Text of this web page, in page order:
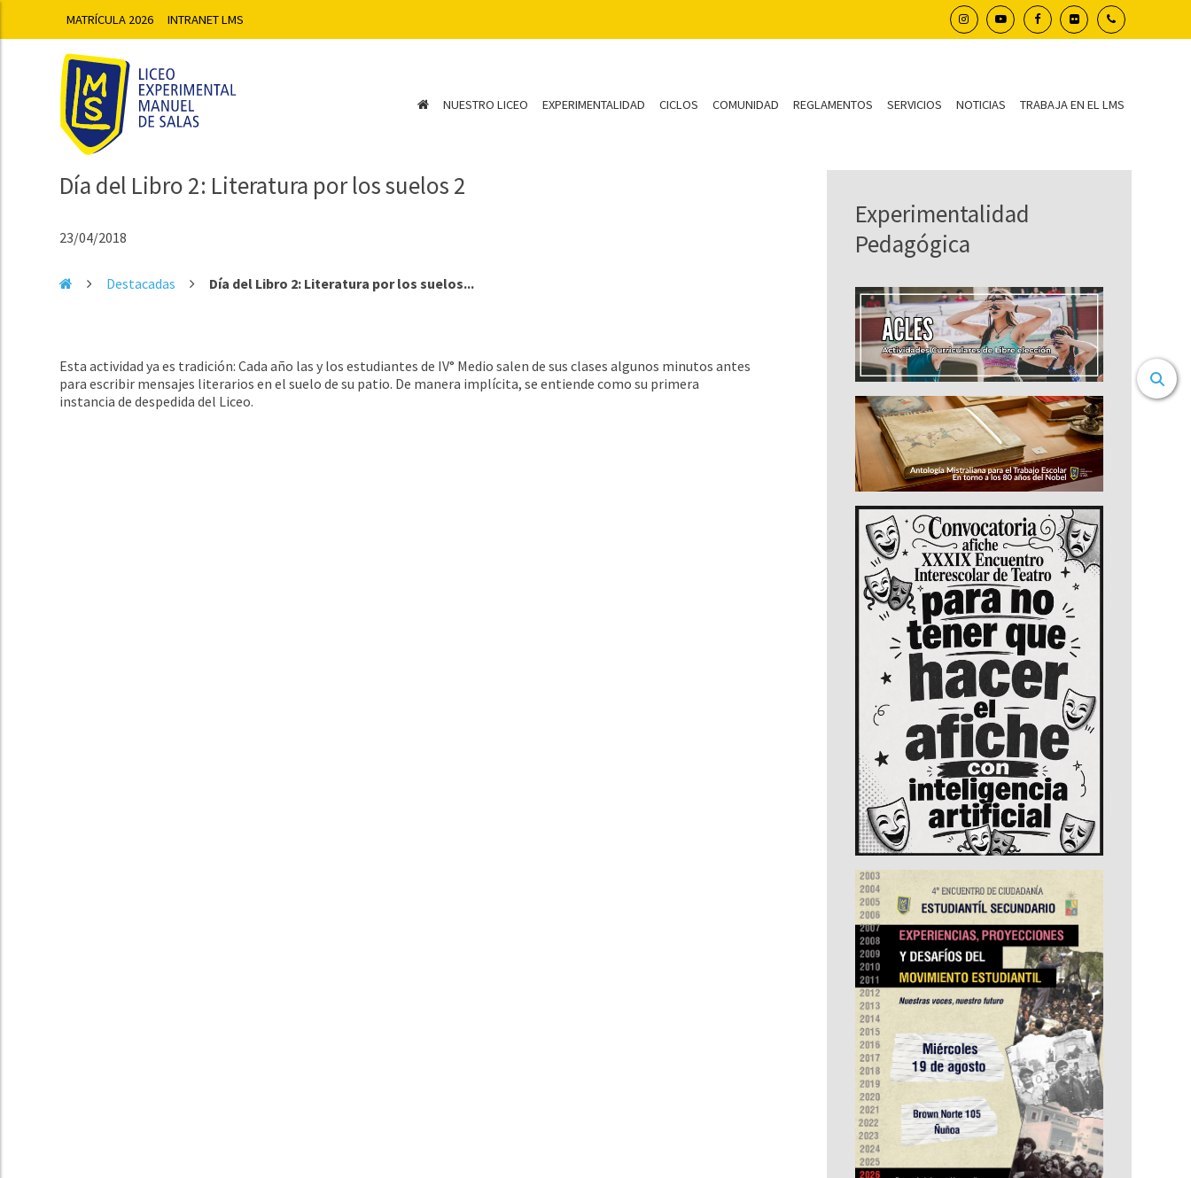
MATRÍCULA 2026 INTRANET LMS
NUESTRO LICEO EXPERIMENTALIDAD CICLOS COMUNIDAD REGLAMENTOS SERVICIOS NOTICIAS TRABAJA EN EL LMS
Día del Libro 2: Literatura por los suelos 2
23/04/2018
Destacadas Día del Libro 2: Literatura por los suelos...
Esta actividad ya es tradición: Cada año las y los estudiantes de IV° Medio salen de sus clases algunos minutos antes
para escribir mensajes literarios en el suelo de su patio. De manera implícita, se entiende como su primera
instancia de despedida del Liceo.
Experimentalidad
Pedagógica